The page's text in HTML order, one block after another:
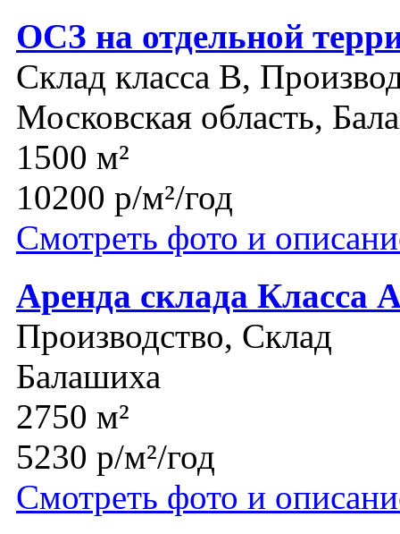
ОСЗ на отдельной
Склад класса B,
Московская область,
1500 м²
10200 р/м²/год
Смотреть фото и
Аренда склада Класса
Производство, Склад
Балашиха
2750 м²
5230 р/м²/год
Смотреть фото и